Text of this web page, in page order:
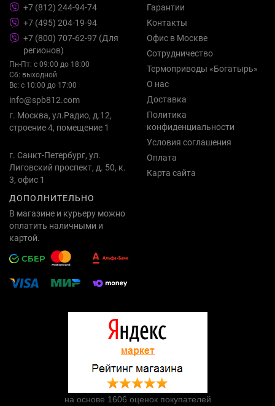
+7 (812) 244-94-74
+7 (495) 204-19-94
+7 (800) 707-62-97 (Для
регионов)
Пн-Пт: с 09:00 до 18:00
Сб: выходной
Вс: с 10:00 до 17:00
info@spb812.com
г. Москва, ул.Радио, д.12,
строение 4, помещение 1
г. Санкт-Петербург, ул.
Лиговский проспект, д. 50, к.
3, офис 1
Гарантии
Контакты
Офис в Москве
Сотрудничество
Термоприводы «Богатырь»
О нас
Доставка
Политика
конфиденциальности
Условия соглашения
Оплата
Карта сайта
ДОПОЛНИТЕЛЬНО
В магазине и курьеру можно
оплатить наличными и
картой.
на основе 1606 оценок покупателей